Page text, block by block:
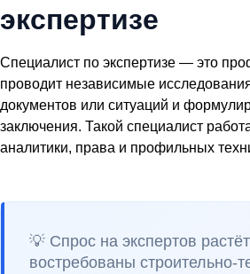
экспертизе
Специалист по экспертизе — это
проводит независимые
документов или ситуаций и
заключения. Такой специалист
аналитики, права и профильных
💡 Спрос на экспертов
востребованы строительно-